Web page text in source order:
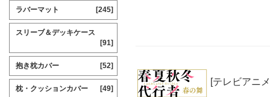
[テレビアニ
ラバーマット [245]
スリーブ＆デッキケース
[91]
抱き枕カバー [52]
枕・クッションカバー [49]